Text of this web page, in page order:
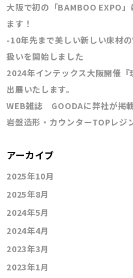
大阪で初の「BAMBOO EXPO
ます！
-10年先まで美しい新しい床材
扱いを開始しました
2024年インテックス大阪開催
出展いたします。
WEB雑誌 GOODAに弊社が掲
岩盤造形・カウンターTOPレ
アーカイブ
2025年10月
2025年8月
2024年5月
2024年4月
2023年3月
2023年1月